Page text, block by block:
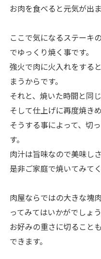
お肉を食べると元気が出
ここで気になるステーキ
でゆっくり焼く事です。
強火で肉に火入れをする
まうからです。
それと、焼いた時間と同
そして仕上げに再度焼き
そうする事によって、切
す。
肉汁は旨味なので美味し
是非ご家庭で焼いてみて
肉屋ならではの大きな塊
ってみてはいかがでしょ
お好みの重さに切ること
できます。